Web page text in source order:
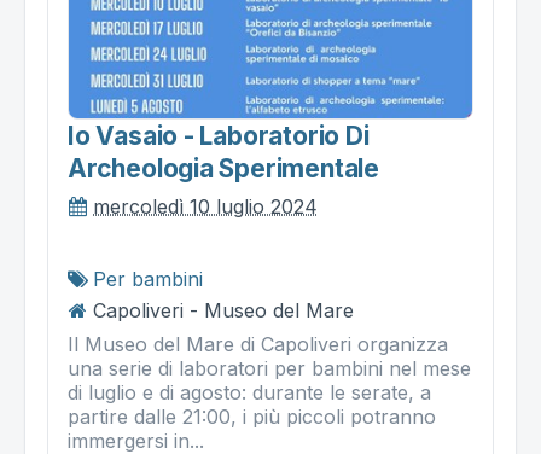
Io Vasaio - Laboratorio Di
Archeologia Sperimentale
mercoledì 10 luglio 2024
Per bambini
Capoliveri - Museo del Mare
Il Museo del Mare di Capoliveri organizza
una serie di laboratori per bambini nel mese
di luglio e di agosto: durante le serate, a
partire dalle 21:00, i più piccoli potranno
immergersi in...